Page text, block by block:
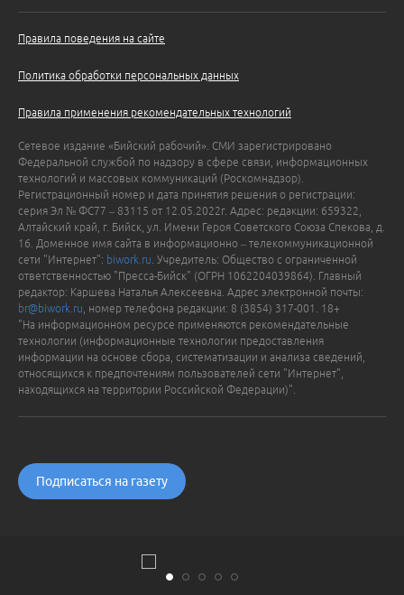
Правила поведения на сайте
Политика обработки персональных данных
Правила применения рекомендательных технологий
Сетевое издание «Бийский рабочий». СМИ зарегистрировано
Федеральной службой по надзору в сфере связи, информационных
технологий и массовых коммуникаций (Роскомнадзор).
Регистрационный номер и дата принятия решения о регистрации:
серия Эл № ФС77 – 83115 от 12.05.2022г. Адрес: редакции: 659322,
Алтайский край, г. Бийск, ул. Имени Героя Советского Союза Спекова, д.
16. Доменное имя сайта в информационно – телекоммуникационной
сети "Интернет": biwork.ru . Учредитель: Общество с ограниченной
ответственностью "Пресса-Бийск" (ОГРН 1062204039864). Главный
редактор: Каршева Наталья Алексеевна. Адрес электронной почты:
br@biwork.ru , номер телефона редакции: 8 (3854) 317-001. 18+
"На информационном ресурсе применяются рекомендательные
технологии (информационные технологии предоставления
информации на основе сбора, систематизации и анализа сведений,
относящихся к предпочтениям пользователей сети "Интернет",
находящихся на территории Российской Федерации)".
Подписаться на газету